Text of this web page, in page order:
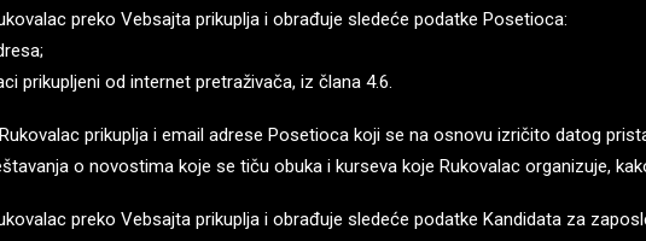
preko Vebsajta prikuplja i obrađuje sledeće podatke Posetioca:
prikupljeni od internet pretraživača, iz člana 4.6.
prikuplja i email adrese Posetioca koji se na osnovu izričito datog
o novostima koje se tiču obuka i kurseva koje Rukovalac organizuje,
preko Vebsajta prikuplja i obrađuje sledeće podatke Kandidata za